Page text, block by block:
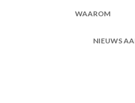
WAAROM
NIEUWS